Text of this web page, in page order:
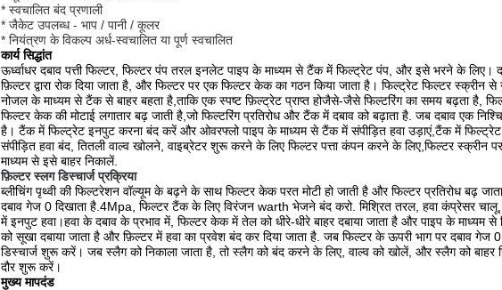
* स्वचालित बंद प्रणाली
* जैकेट उपलब्ध - भाप / पानी / कूलर
* नियंत्रण के विकल्प अर्ध-स्वचालित या पूर्ण स्वचालित
कार्य सिद्धांत
ऊर्ध्वाधर दबाव पत्ती फिल्टर, फिल्टर पंप तरल इनलेट पाइप के माध्यम से टैंक में फिल्ट्रेट पंप, और इसे भरने के लिए।
फ़िल्टर द्वारा रोक दिया जाता है, और फिल्टर पर एक फिल्टर केक का गठन किया जाता है। फिल्ट्रेट फिल्टर
नोजल के माध्यम से टैंक से बाहर बहता है,ताकि एक स्पष्ट फ़िल्ट्रेट प्राप्त होजैसे-जैसे फिल्टरिंग का समय बढ़ता है,
फिल्टर केक की मोटाई लगातार बढ़ जाती है,जो फिल्टरिंग प्रतिरोध और टैंक में दबाव को बढ़ाता है. जब दबाव एक
है। टैंक में फिल्ट्रेट इनपुट करना बंद करें और ओवरफ्लो पाइप के माध्यम से टैंक में संपीड़ित हवा उड़ाएं,टैंक में
संपीड़ित हवा बंद, तितली वाल्व खोलने, वाइब्रेटर शुरू करने के लिए फिल्टर पत्ता कंपन करने के लिए,फिल्टर स्क्रीन
माध्यम से इसे बाहर निकालें.
फ़िल्टर स्लग डिस्चार्ज प्रक्रिया
ब्लीचिंग पृथ्वी की फिल्टरेशन वॉल्यूम के बढ़ने के साथ फिल्टर केक परत मोटी हो जाती है और फिल्टर प्रतिरोध बढ़
दबाव गेज 0 दिखाता है.4Mpa, फिल्टर टैंक के लिए विरंजन warth भेजने बंद करो. मिश्रित तरल, हवा कंप्रेसर
में इनपुट हवा।हवा के दबाव के प्रभाव में, फिल्टर केक में तेल को धीरे-धीरे बाहर दबाया जाता है और पाइप के माध्यम
को सूखा दबाया जाता है और फ़िल्टर में हवा का प्रवेश बंद कर दिया जाता है. जब फिल्टर के ऊपरी भाग पर दबाव गेज
डिस्चार्ज शुरू करें। जब स्लैग को निकाला जाता है, तो स्लैग को बंद करने के लिए, वाल्व को खोलें, और स्लैग को बाहर
दौर शुरू करें।
मुख्य मापदंड